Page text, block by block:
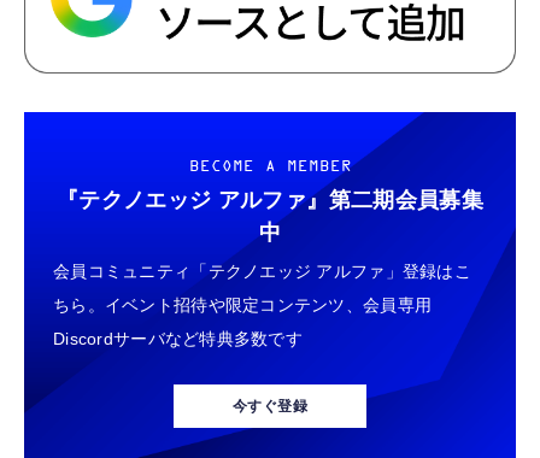
BECOME A MEMBER
『テクノエッジ アルファ』 第二期会員募集
中
会員コミュニティ「テクノエッジ アルファ」登録はこ
ちら。イベント招待や限定コンテンツ、会員専用
Discordサーバなど特典多数です
今すぐ登録